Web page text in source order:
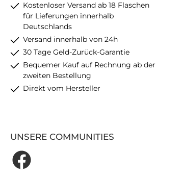
Kostenloser Versand ab 18 Flaschen
für Lieferungen innerhalb
Deutschlands
Versand innerhalb von 24h
30 Tage Geld-Zurück-Garantie
Bequemer Kauf auf Rechnung ab der
zweiten Bestellung
Direkt vom Hersteller
UNSERE COMMUNITIES